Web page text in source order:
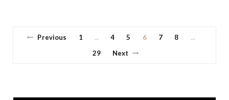
Previous 1 … 4 5 6 7 8 …
29 Next